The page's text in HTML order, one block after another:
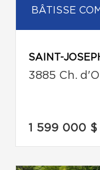
BÂTISSE
SAINT-
3885 Ch.
1 599 000 $